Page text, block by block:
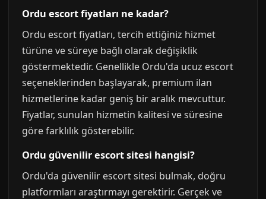
Ordu escort fiyatları ne kadar?
Ordu escort fiyatları, tercih ettiğiniz hizmet
türüne ve süreye bağlı olarak değişiklik
göstermektedir. Genellikle Ordu'da ucuz escort
seçeneklerinden başlayarak, premium ilan
hizmetlerine kadar geniş bir aralık mevcuttur.
Fiyatlar, sunulan hizmetin kalitesi ve süresine
göre farklılık gösterebilir.
Ordu güvenilir escort sitesi hangisi?
Ordu'da güvenilir escort sitesi bulmak, doğru
platformları araştırmayı gerektirir. Gerçek ve